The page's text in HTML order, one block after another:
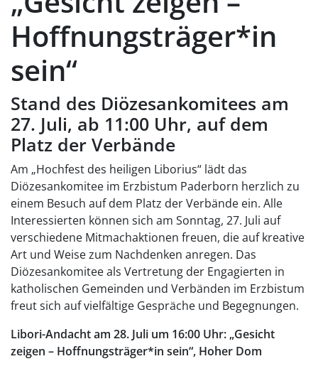
Hoffnungsträger*in
sein“
Stand des Diözesankomitees am
27. Juli, ab 11:00 Uhr, auf dem
Platz der Verbände
Am „Hochfest des heiligen Liborius“ lädt das
Diözesankomitee im Erzbistum Paderborn herzlich zu
einem Besuch auf dem Platz der Verbände ein. Alle
Interessierten können sich am Sonntag, 27. Juli auf
verschiedene Mitmachaktionen freuen, die auf kreative
Art und Weise zum Nachdenken anregen. Das
Diözesankomitee als Vertretung der Engagierten in
katholischen Gemeinden und Verbänden im Erzbistum
freut sich auf vielfältige Gespräche und Begegnungen.
Libori-Andacht am 28. Juli um 16:00 Uhr: „Gesicht
zeigen – Hoffnungsträger*in sein“, Hoher Dom